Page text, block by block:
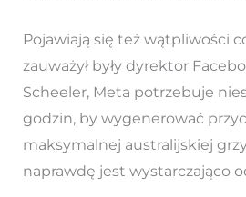
Pojawiają się też wątpliwości
zauważył były dyrektor
Scheeler, Meta potrzebuje
godzin, by wygenerować
maksymalnej australijskiej
naprawdę jest wystarczająco